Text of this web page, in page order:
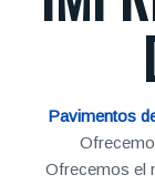
Pavimentos
Ofrecemos el